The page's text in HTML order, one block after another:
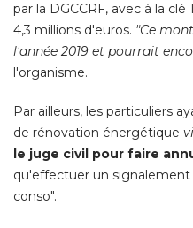
par la DGCCRF, avec à la
4,3 millions d'euros. "Ce
l'année 2019 et pourrait
l'organisme.
Par ailleurs, les particuliers
de rénovation énergétique
le juge civil pour faire
qu'effectuer un signalement
conso".